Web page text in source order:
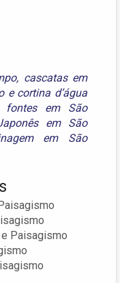
, cascatas em
e cortina d’água
fontes em São
em São
em São
Paisagismo